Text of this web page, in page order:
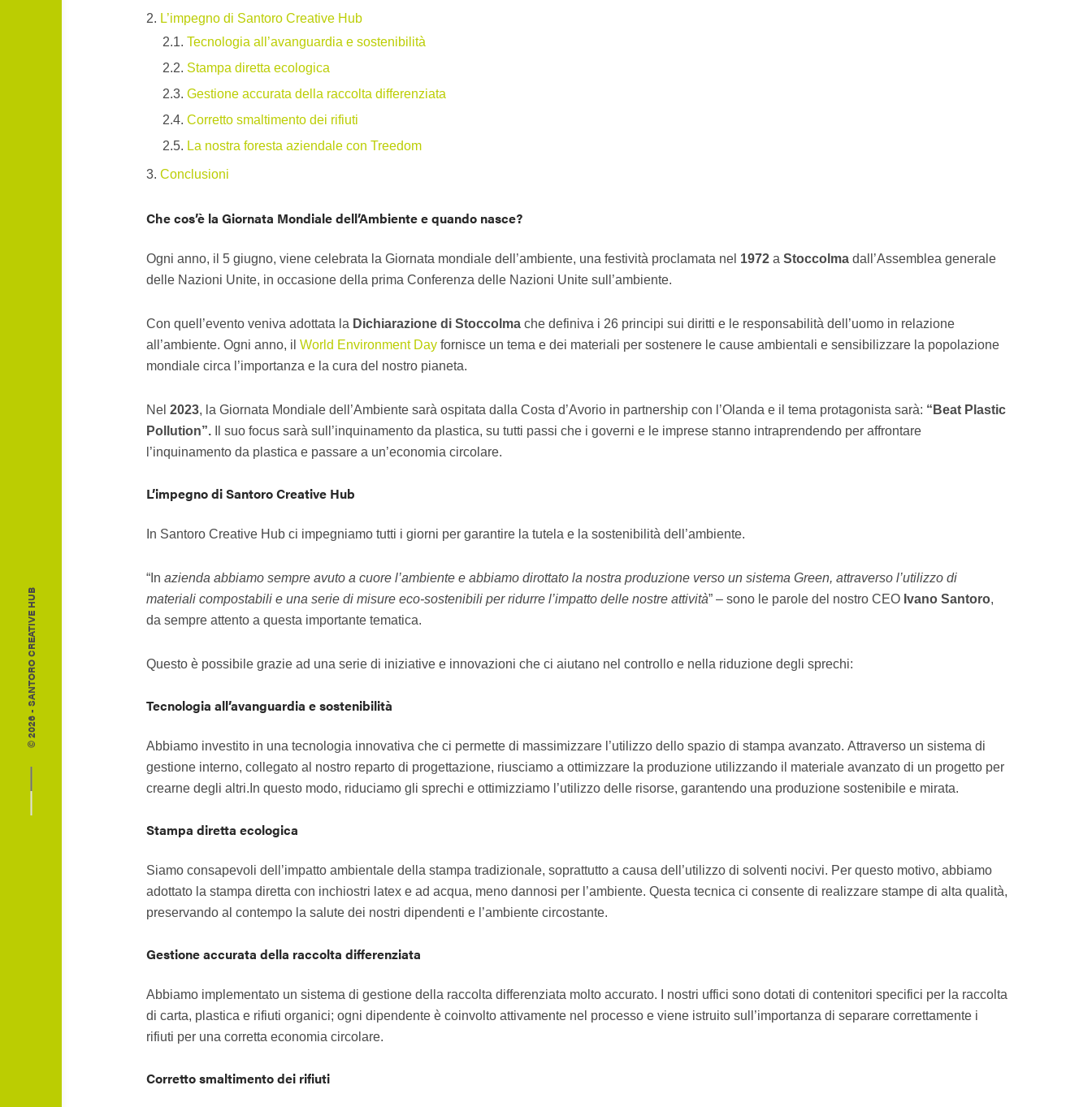
© 2026 - SANTORO CREATIVE HUB
L’impegno di Santoro Creative Hub
Tecnologia all’avanguardia e sostenibilità
Stampa diretta ecologica
Gestione accurata della raccolta differenziata
Corretto smaltimento dei rifiuti
La nostra foresta aziendale con Treedom
Conclusioni
Che cos’è la Giornata Mondiale dell’Ambiente e quando nasce?
Ogni anno, il 5 giugno, viene celebrata la Giornata mondiale dell’ambiente, una festività proclamata nel 1972a Stoccolmadall’Assemblea generale
delle Nazioni Unite, in occasione della prima Conferenza delle Nazioni Unite sull’ambiente.
Con quell’evento veniva adottata la Dichiarazione di Stoccolma che definiva i 26 principi sui diritti e le responsabilità dell’uomo in relazione
all’ambiente. Ogni anno, il World Environment Dayfornisce un tema e dei materiali per sostenere le cause ambientali e sensibilizzare la popolazione
mondiale circa l’importanza e la cura del nostro pianeta.
Nel 2023, la Giornata Mondiale dell’Ambiente sarà ospitata dalla Costa d’Avorio in partnership con l’Olanda e il tema protagonista sarà: “Beat Plastic
Pollution”.Il suo focus sarà sull’inquinamento da plastica, su tutti passi che i governi e le imprese stanno intraprendendo per affrontare
l’inquinamento da plastica e passare a un’economia circolare.
L’impegno di Santoro Creative Hub
In Santoro Creative Hub ci impegniamo tutti i giorni per garantire la tutela e la sostenibilità dell’ambiente.
“In azienda abbiamo sempre avuto a cuore l’ambiente e abbiamo dirottato la nostra produzione verso un sistema Green, attraverso l’utilizzo di
materiali compostabili e una serie di misure eco-sostenibili per ridurre l’impatto delle nostre attività” – sono le parole del nostro CEO Ivano Santoro,
da sempre attento a questa importante tematica.
Questo è possibile grazie ad una serie di iniziative e innovazioni che ci aiutano nel controllo e nella riduzione degli sprechi:
Tecnologia all’avanguardia e sostenibilità
Abbiamo investito in una tecnologia innovativa che ci permette di massimizzare l’utilizzo dello spazio di stampa avanzato. Attraverso un sistema di
gestione interno, collegato al nostro reparto di progettazione, riusciamo a ottimizzare la produzione utilizzando il materiale avanzato di un progetto per
crearne degli altri.In questo modo, riduciamo gli sprechi e ottimizziamo l’utilizzo delle risorse, garantendo una produzione sostenibile e mirata.
Stampa diretta ecologica
Siamo consapevoli dell’impatto ambientale della stampa tradizionale, soprattutto a causa dell’utilizzo di solventi nocivi. Per questo motivo, abbiamo
adottato la stampa diretta con inchiostri latex e ad acqua, meno dannosi per l’ambiente. Questa tecnica ci consente di realizzare stampe di alta qualità,
preservando al contempo la salute dei nostri dipendenti e l’ambiente circostante.
Gestione accurata della raccolta differenziata
Abbiamo implementato un sistema di gestione della raccolta differenziata molto accurato. I nostri uffici sono dotati di contenitori specifici per la raccolta
di carta, plastica e rifiuti organici; ogni dipendente è coinvolto attivamente nel processo e viene istruito sull’importanza di separare correttamente i
rifiuti per una corretta economia circolare.
Corretto smaltimento dei rifiuti